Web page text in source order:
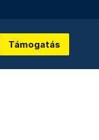
Támogatás